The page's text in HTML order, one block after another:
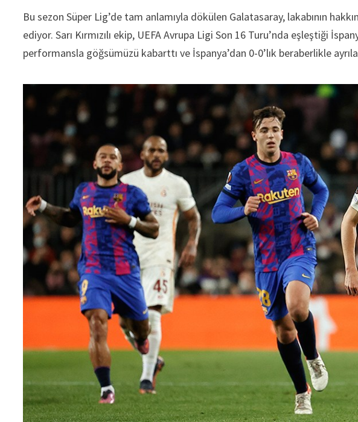
Bu sezon Süper Lig’de tam anlamıyla dökülen Galatasaray, lakabının
ediyor. Sarı Kırmızılı ekip, UEFA Avrupa Ligi Son 16 Turu’nda eşleştiği
performansla göğsümüzü kabarttı ve İspanya’dan 0-0’lık beraberlikle